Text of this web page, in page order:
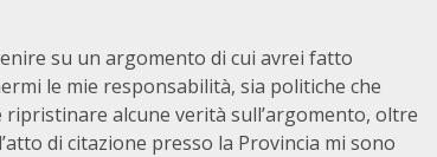
su un argomento di cui avrei fatto
le mie responsabilità, sia politiche che
alcune verità sull’argomento, oltre
di citazione presso la Provincia mi sono